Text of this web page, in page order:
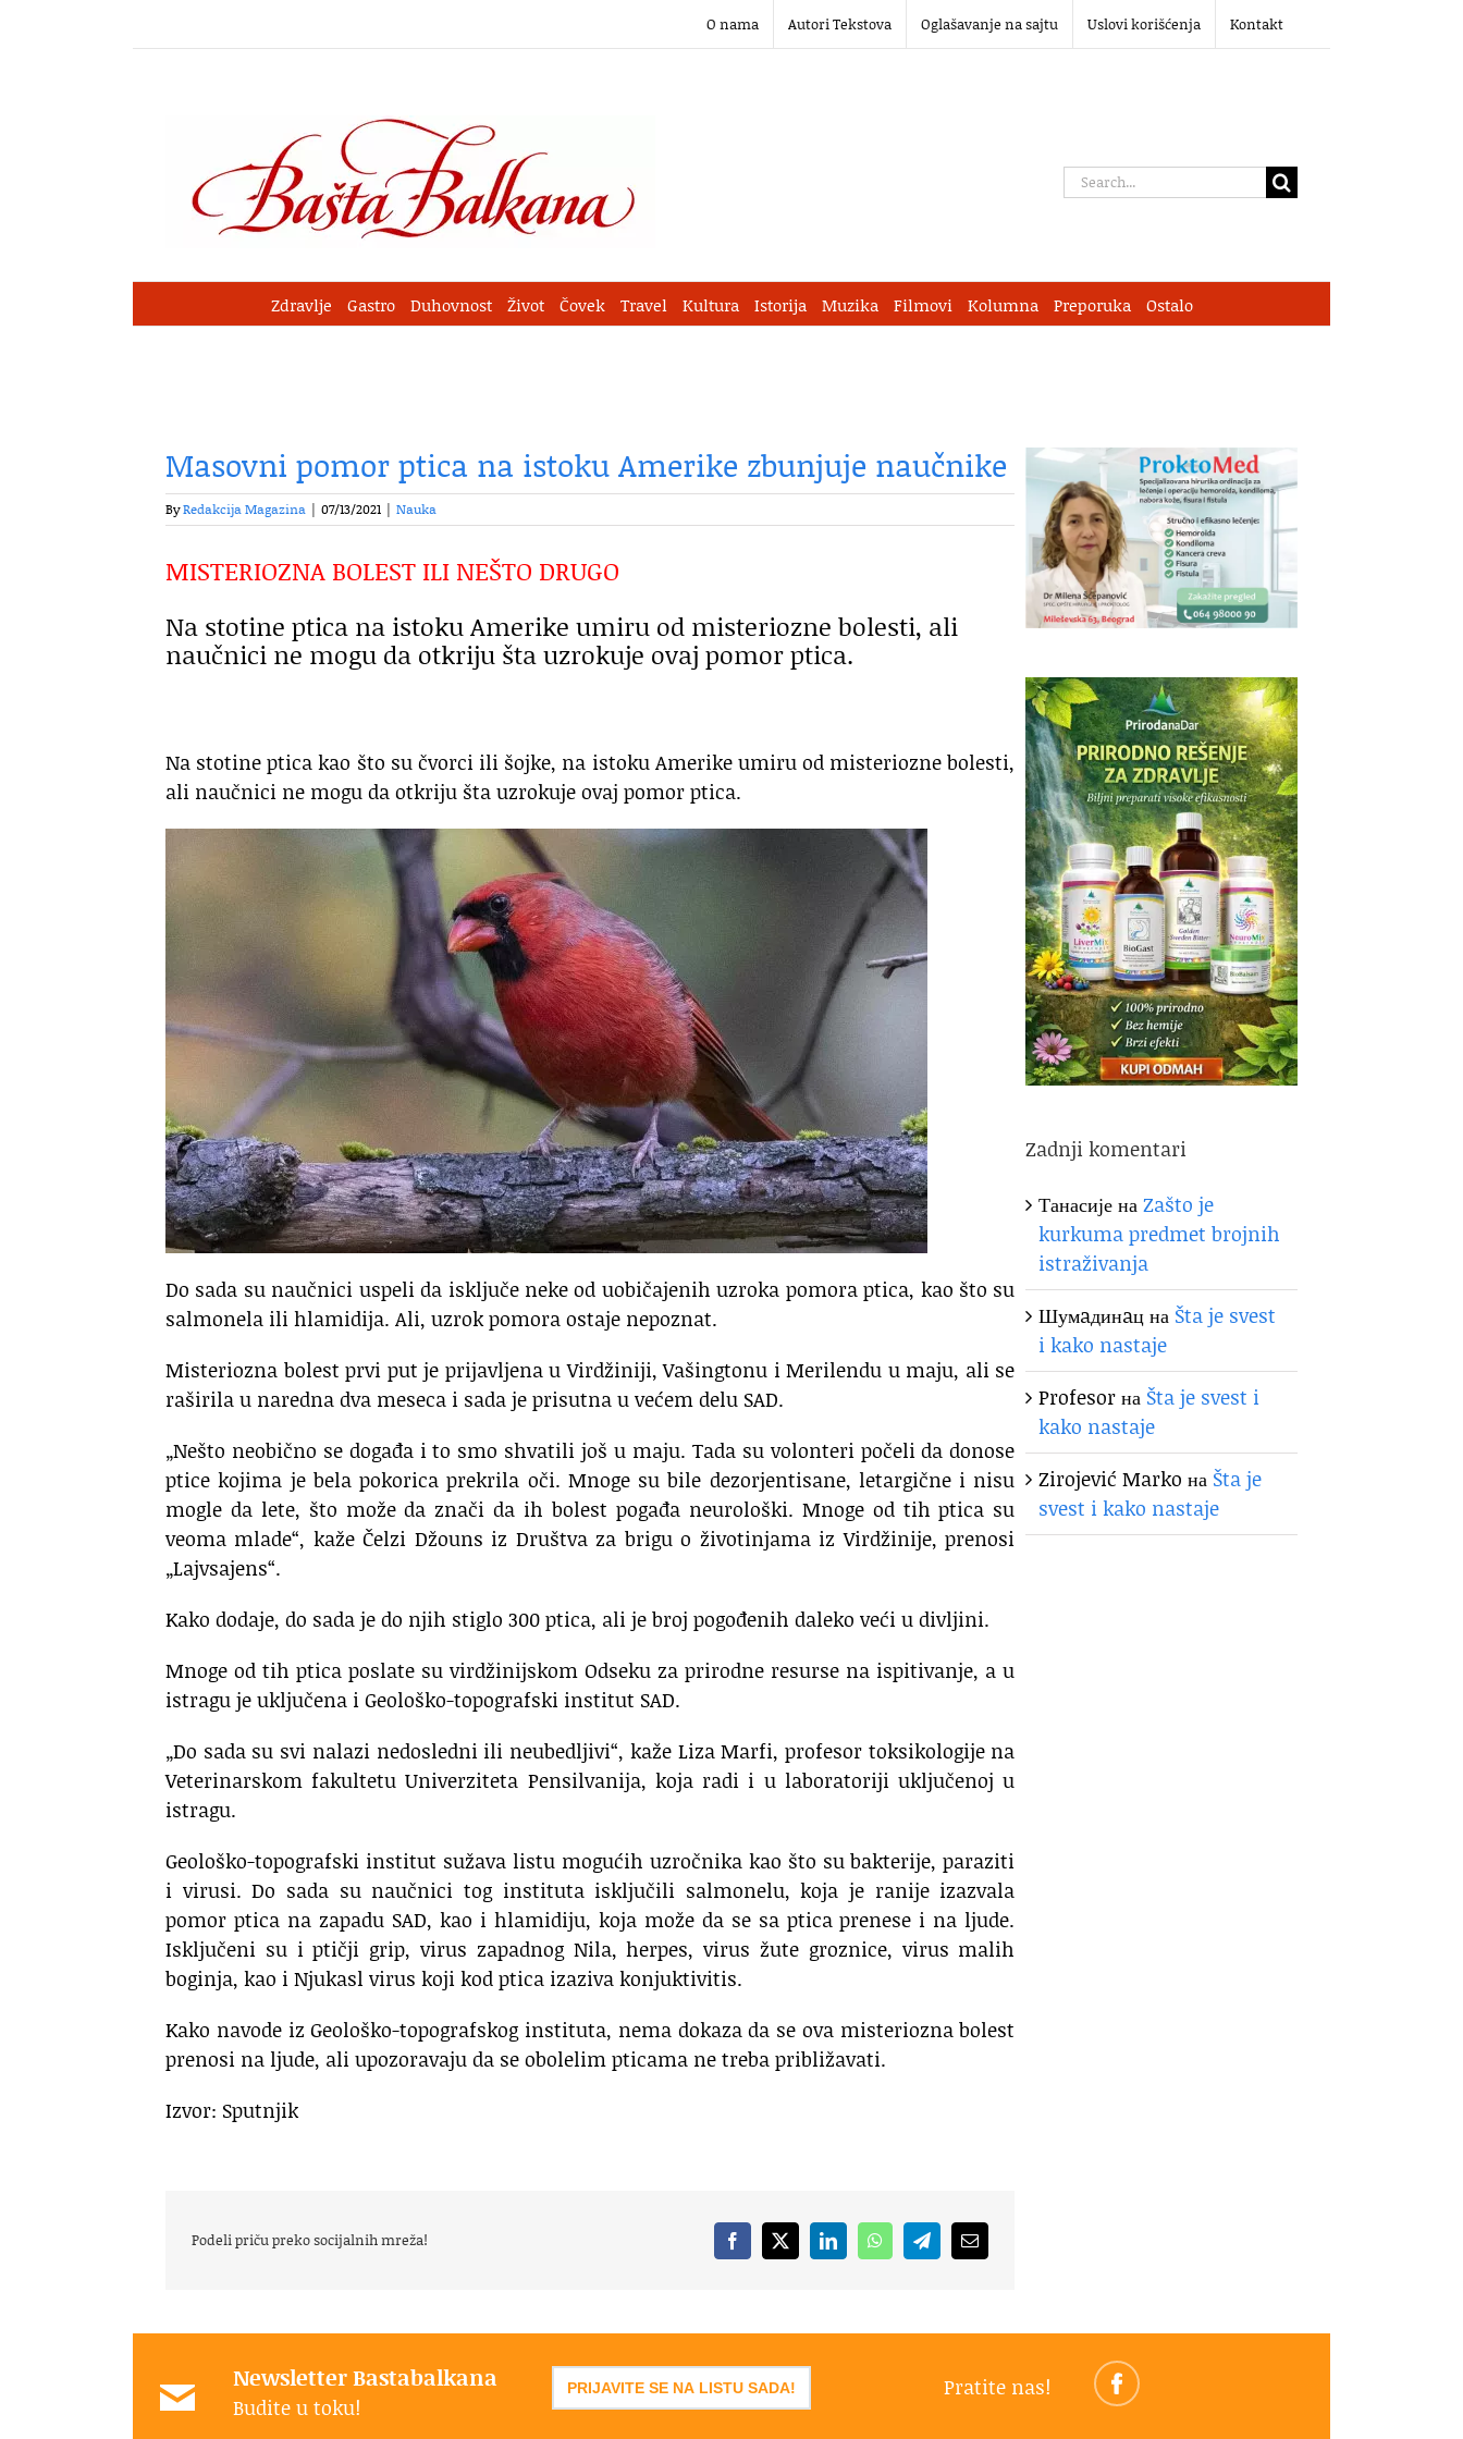
O nama Autori Tekstova Oglašavanje na sajtu Uslovi korišćenja Kontakt
Search
Zdravlje Gastro Duhovnost Život Čovek Travel Kultura Istorija Muzika Filmovi Kolumna Preporuka Ostalo
Masovni pomor ptica na istoku Amerike zbunjuje naučnike
ByRedakcija Magazina | 07/13/2021 | Nauka
MISTERIOZNA BOLEST ILI NEŠTO DRUGO
Na stotine ptica na istoku Amerike umiru od misteriozne bolesti, ali
naučnici ne mogu da otkriju šta uzrokuje ovaj pomor ptica.
Na stotine ptica kao što su čvorci ili šojke, na istoku Amerike umiru od misteriozne bolesti,
ali naučnici ne mogu da otkriju šta uzrokuje ovaj pomor ptica.
Do sada su naučnici uspeli da isključe neke od uobičajenih uzroka pomora ptica, kao što su
salmonela ili hlamidija. Ali, uzrok pomora ostaje nepoznat.
Misteriozna bolest prvi put je prijavljena u Virdžiniji, Vašingtonu i Merilendu u maju, ali se
raširila u naredna dva meseca i sada je prisutna u većem delu SAD.
„Nešto neobično se događa i to smo shvatili još u maju. Tada su volonteri počeli da donose
ptice kojima je bela pokorica prekrila oči. Mnoge su bile dezorjentisane, letargične i nisu
mogle da lete, što može da znači da ih bolest pogađa neurološki. Mnoge od tih ptica su
veoma mlade“, kaže Čelzi Džouns iz Društva za brigu o životinjama iz Virdžinije, prenosi
„Lajvsajens“.
Kako dodaje, do sada je do njih stiglo 300 ptica, ali je broj pogođenih daleko veći u divljini.
Mnoge od tih ptica poslate su virdžinijskom Odseku za prirodne resurse na ispitivanje, a u
istragu je uključena i Geološko-topografski institut SAD.
„Do sada su svi nalazi nedosledni ili neubedljivi“, kaže Liza Marfi, profesor toksikologije na
Veterinarskom fakultetu Univerziteta Pensilvanija, koja radi i u laboratoriji uključenoj u
istragu.
Geološko-topografski institut sužava listu mogućih uzročnika kao što su bakterije, paraziti
i virusi. Do sada su naučnici tog instituta isključili salmonelu, koja je ranije izazvala
pomor ptica na zapadu SAD, kao i hlamidiju, koja može da se sa ptica prenese i na ljude.
Isključeni su i ptičji grip, virus zapadnog Nila, herpes, virus žute groznice, virus malih
boginja, kao i Njukasl virus koji kod ptica izaziva konjuktivitis.
Kako navode iz Geološko-topografskog instituta, nema dokaza da se ova misteriozna bolest
prenosi na ljude, ali upozoravaju da se obolelim pticama ne treba približavati.
Izvor: Sputnjik
Podeli priču preko socijalnih mreža! Facebook
X LinkedInWhatsAppTelegramEmail
Zadnji komentari
ТанасијенаZašto je
kurkuma predmet brojnih
istraživanja
Шумaдинaцна Šta je svest
i kako nastaje
Profesorна Šta je svest i
kako nastaje
Zirojević Marko на Šta je
svest i kako nastaje
Newsletter Bastabalkana
Budite u toku!
PRIJAVITE SE NA LISTU SADA! Pratite nas!